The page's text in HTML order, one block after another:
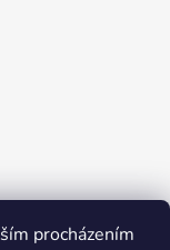
procházením